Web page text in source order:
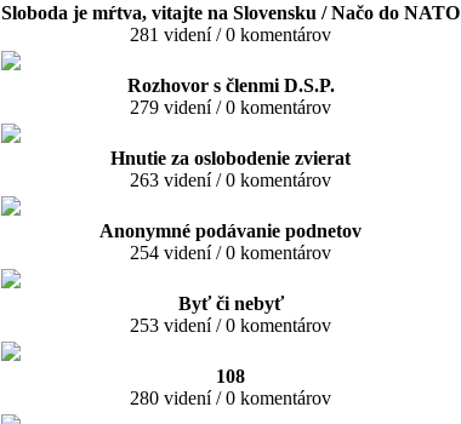
Sloboda je mŕtva, vitajte na Slovensku / Načo do NATO
281 videní / 0 komentárov
Rozhovor s členmi D.S.P.
279 videní / 0 komentárov
Hnutie za oslobodenie zvierat
263 videní / 0 komentárov
Anonymné podávanie podnetov
254 videní / 0 komentárov
Byť či nebyť
253 videní / 0 komentárov
108
280 videní / 0 komentárov